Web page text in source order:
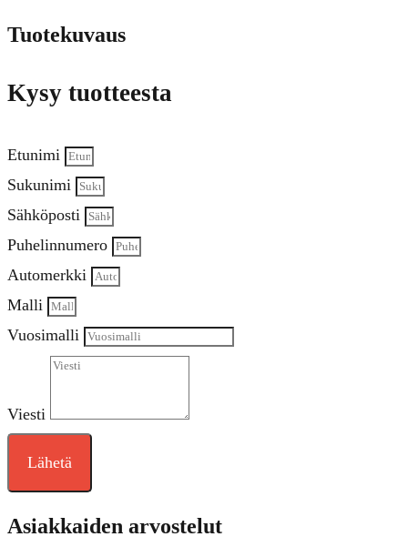
Tuotekuvaus
Kysy tuotteesta
Etunimi
Sukunimi
Sähköposti
Puhelinnumero
Automerkki
Malli
Vuosimalli
Viesti
Lähetä
Asiakkaiden arvostelut